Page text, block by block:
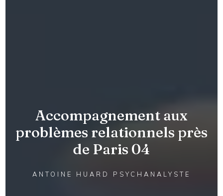
Accompagnement aux
problèmes relationnels près
de Paris 04
ANTOINE HUARD PSYCHANALYSTE